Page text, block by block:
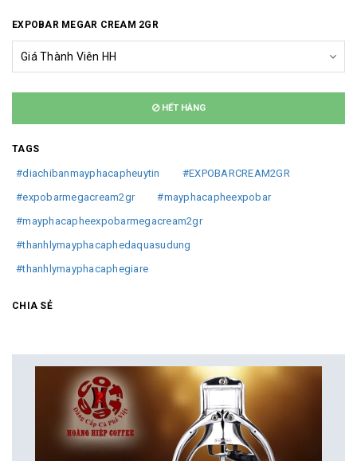
EXPOBAR MEGAR CREAM 2GR
HẾT HÀNG
TAGS
#diachibanmayphacapheuytin
#EXPOBARCREAM2GR
#expobarmegacream2gr
#mayphacapheexpobar
#mayphacapheexpobarmegacream2gr
#thanhlymayphacaphedaquasudung
#thanhlymayphacaphegiare
CHIA SẺ